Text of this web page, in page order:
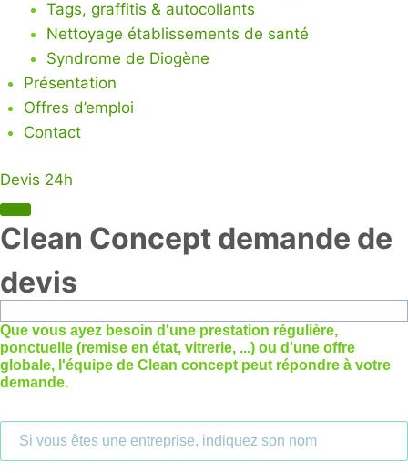
Tags, graffitis & autocollants
Nettoyage établissements de santé
Syndrome de Diogène
Présentation
Offres d’emploi
Contact
Devis 24h
Clean Concept demande de
devis
Que vous ayez besoin d'une prestation régulière,
ponctuelle (remise en état, vitrerie, ...) ou d'une offre
globale, l'équipe de Clean concept peut répondre à votre
demande.